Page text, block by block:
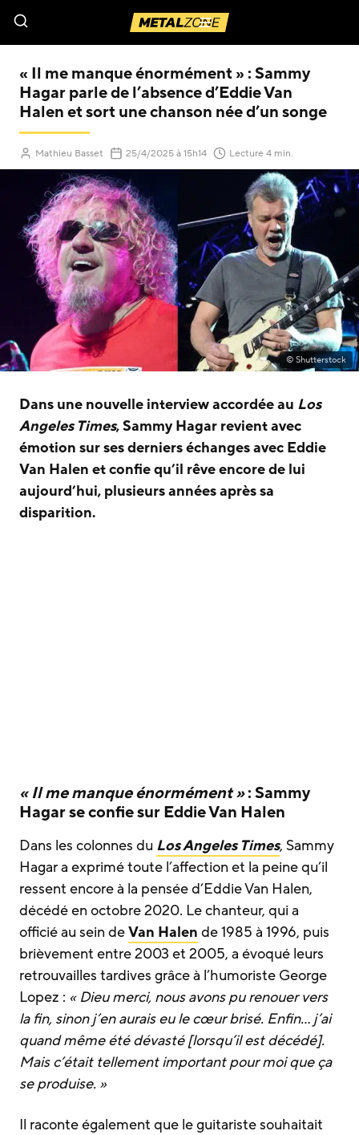
Menu
« Il me manque énormément » : Sammy
Hagar parle de l’absence d’Eddie Van
Halen et sort une chanson née d’un songe
Mathieu Basset 25/4/2025(Mis à jour le )
à 15h14 Lecture 4 min.
© Shutterstock
Dans une nouvelle interview accordée au Los
Angeles Times, Sammy Hagar revient avec
émotion sur ses derniers échanges avec Eddie
Van Halen et confie qu’il rêve encore de lui
aujourd’hui, plusieurs années après sa
disparition.
« Il me manque énormément »: Sammy
Hagar se confie sur Eddie Van Halen
Dans les colonnes du Los Angeles Times, Sammy
Hagar a exprimé toute l’affection et la peine qu’il
ressent encore à la pensée d’Eddie Van Halen,
décédé en octobre 2020. Le chanteur, qui a
officié au sein deVan Halen de 1985 à 1996, puis
brièvement entre 2003 et 2005, a évoqué leurs
retrouvailles tardives grâce à l’humoriste George
Lopez : « Dieu merci, nous avons pu renouer vers
la fin, sinon j’en aurais eu le cœur brisé. Enfin… j’ai
quand même été dévasté [lorsqu’il est décédé].
Mais c’était tellement important pour moi que ça
se produise. »
Il raconte également que le guitariste souhaitait